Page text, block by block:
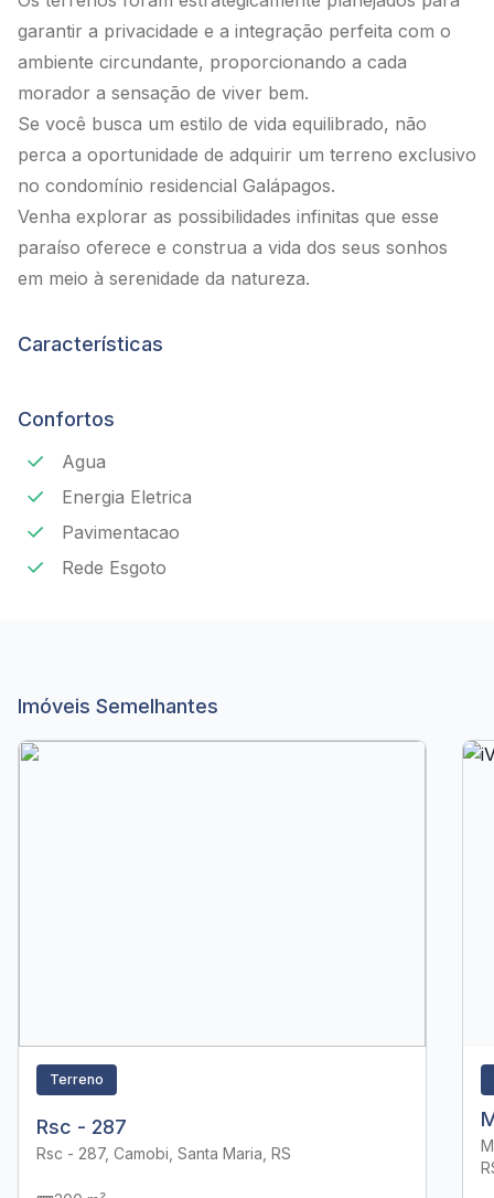
garantir a privacidade e a integração perfeita com o
ambiente circundante, proporcionando a cada
morador a sensação de viver bem.
Se você busca um estilo de vida equilibrado, não
perca a oportunidade de adquirir um terreno exclusivo
no condomínio residencial Galápagos.
Venha explorar as possibilidades infinitas que esse
paraíso oferece e construa a vida dos seus sonhos
em meio à serenidade da natureza.
Características
Confortos
Agua
Energia Eletrica
Pavimentacao
Rede Esgoto
Imóveis Semelhantes
Terreno
Rsc - 287
Rsc - 287, Camobi, Santa Maria, RS